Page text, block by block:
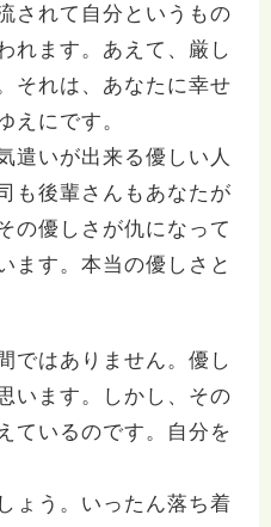
されて自分というもの
れます。あえて、厳し
それは、あなたに幸せ
えにです。
遣いが出来る優しい人
も後輩さんもあなたが
の優しさが仇になって
ます。本当の優しさと
ではありません。優し
います。しかし、その
ているのです。自分を
ょう。いったん落ち着